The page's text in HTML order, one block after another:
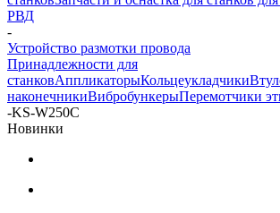
РВД
-
Устройство размотки провода
Принадлежности для
станковАппликаторыКольцеукладчики
наконечникиВибробункерыПеремотчики
-KS-W250C
Новинки